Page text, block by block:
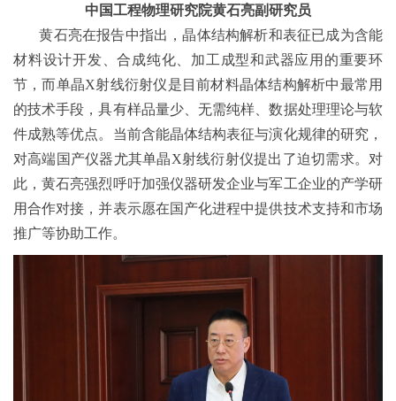
中国工程物理研究院黄石亮副研究员
黄石亮在报告中指出，晶体结构解析和表征已成为含能
材料设计开发、合成纯化、加工成型和武器应用的重要环
节，而单晶X射线衍射仪是目前材料晶体结构解析中最常用
的技术手段，具有样品量少、无需纯样、数据处理理论与软
件成熟等优点。当前含能晶体结构表征与演化规律的研究，
对高端国产仪器尤其单晶X射线衍射仪提出了迫切需求。对
此，黄石亮强烈呼吁加强仪器研发企业与军工企业的产学研
用合作对接，并表示愿在国产化进程中提供技术支持和市场
推广等协助工作。